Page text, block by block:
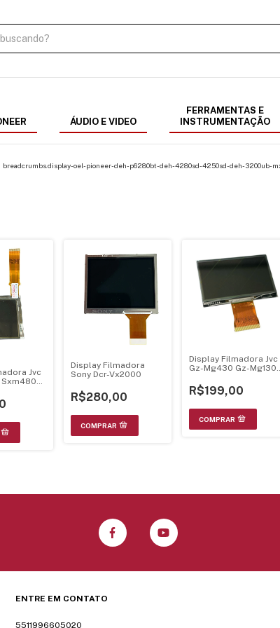
ÁUDIO E VIDEO
FERRAMENTAS E
INSTRUMENTAÇÃO
breadcrumbs.display-oel-pioneer-deh-p6280bt-deh-4280sd-4250sd-deh-3200ub-
Jvc
Sxm480
Display Filmadora
Sony Dcr-Vx2000
R$280,00
Display Filmadora Jvc
Gz-Mg430 Gz-Mg130
R$199,00
ENTRE EM CONTATO
5511996605020